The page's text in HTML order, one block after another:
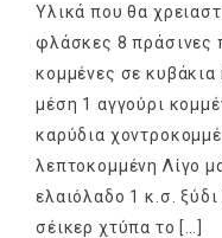
Υλικά που θα
φλάσκες 8 πράσινες
κομμένες σε
μέση 1 αγγούρι
καρύδια
λεπτοκομμένη Λίγο
ελαιόλαδο 1 κ.σ.
σέικερ χτύπα το […]